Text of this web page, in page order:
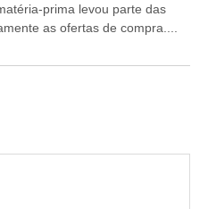
prima levou parte das
as ofertas de compra....